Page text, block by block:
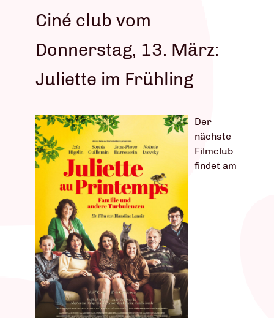
Ciné club vom
Donnerstag, 13. März:
Juliette im Frühling
Der
nächste
Filmclub
findet am